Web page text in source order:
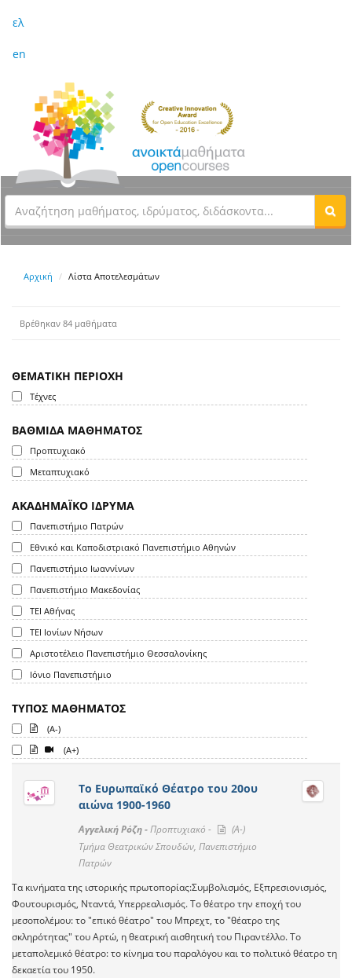
ελ
en
Αρχική Λίστα Αποτελεσμάτων
Βρέθηκαν 84 μαθήματα
ΘΕΜΑΤΙΚΗ ΠΕΡΙΟΧΗ
Τέχνες
ΒΑΘΜΙΔΑ ΜΑΘΗΜΑΤΟΣ
Προπτυχιακό
Μεταπτυχιακό
ΑΚΑΔΗΜΑΪΚΟ ΙΔΡΥΜΑ
Πανεπιστήμιο Πατρών
Εθνικό και Καποδιστριακό Πανεπιστήμιο Αθηνών
Πανεπιστήμιο Ιωαννίνων
Πανεπιστήμιο Μακεδονίας
ΤΕΙ Αθήνας
ΤΕΙ Ιονίων Νήσων
Αριστοτέλειο Πανεπιστήμιο Θεσσαλονίκης
Ιόνιο Πανεπιστήμιο
ΤΥΠΟΣ ΜΑΘΗΜΑΤΟΣ
(A-)
(A+)
Το Ευρωπαϊκό Θέατρο του 20ου
αιώνα 1900-1960
Αγγελική Ρόζη -Προπτυχιακό -
(A-)
Τμήμα Θεατρικών Σπουδών, Πανεπιστήμιο
Πατρών
Τα κινήματα της ιστορικής πρωτοπορίας:Συμβολισμός, Εξπρεσιονισμός,
Φουτουρισμός, Νταντά, Υπερρεαλισμός. Το θέατρο την εποχή του
μεσοπολέμου: το "επικό θέατρο" του Μπρεχτ, το "θέατρο της
σκληρότητας" του Αρτώ, η θεατρική αισθητική του Πιραντέλλο. Το
μεταπολεμικό θέατρο: το κίνημα του παραλόγου και το πολιτικό θέατρο τη
δεκαετία του 1950.